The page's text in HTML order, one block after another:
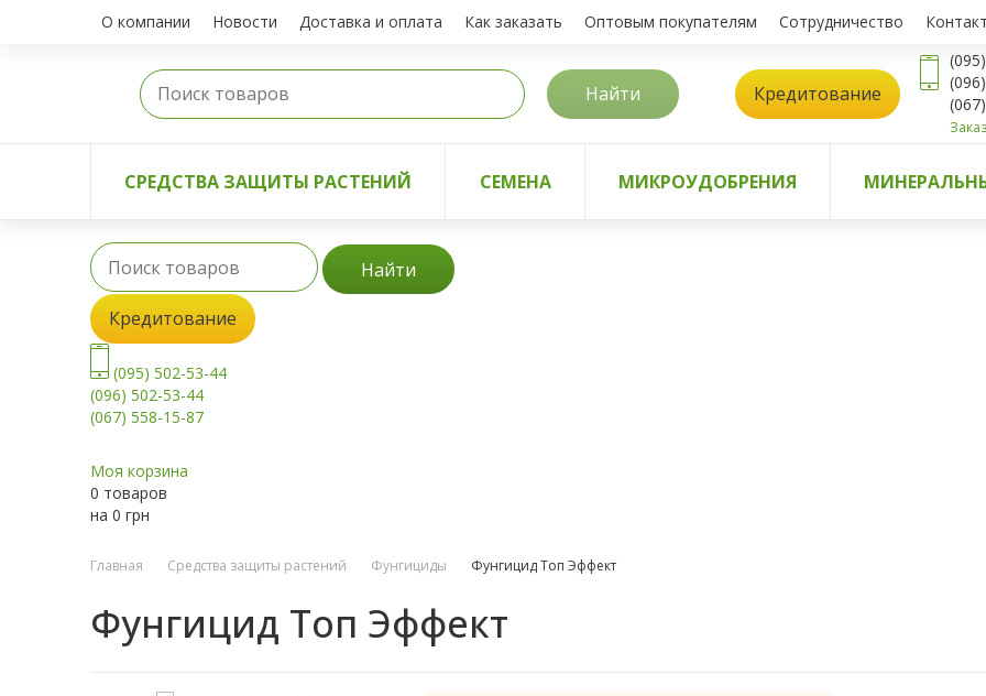
О компании Новости Доставка и оплата Как заказать Оптовым покупателям Сотрудничество
Найти Кредитование
СРЕДСТВА ЗАЩИТЫ РАСТЕНИЙ СЕМЕНА МИКРОУДОБРЕНИЯ
Найти
Кредитование
(095) 502-53-44
(096) 502-53-44
(067) 558-15-87
Моя корзина
0 товаров
на 0 грн
Главная Средства защиты растений Фунгициды Фунгицид Топ Эффект
Фунгицид Топ Эффект